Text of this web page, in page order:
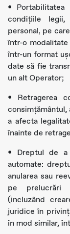
•
condițiile legii,
personal, pe
într-o
într-un format
date să fie
un alt Operator;
• Retragerea
a afecta
înainte de
• Dreptul de
automate:
anularea sau
pe prelucrări
(incluzând
juridice în
în mod similar,